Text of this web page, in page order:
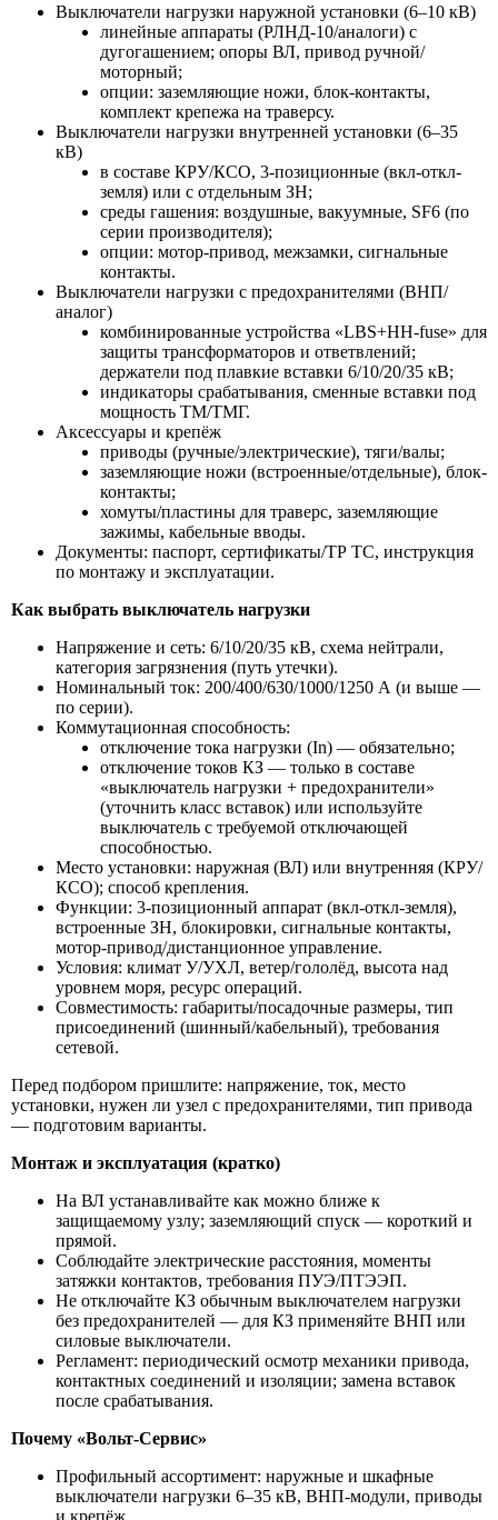
Выключатели нагрузки наружной установки (6–10 кВ)
линейные аппараты (РЛНД-10/аналоги) с
дугогашением; опоры ВЛ, привод ручной/
моторный;
опции: заземляющие ножи, блок-контакты,
комплект крепежа на траверсу.
Выключатели нагрузки внутренней установки (6–35
кВ)
в составе КРУ/КСО, 3-позиционные (вкл-откл-
земля) или с отдельным ЗН;
среды гашения: воздушные, вакуумные, SF6 (по
серии производителя);
опции: мотор-привод, межзамки, сигнальные
контакты.
Выключатели нагрузки с предохранителями (ВНП/
аналог)
комбинированные устройства «LBS+HH-fuse» для
защиты трансформаторов и ответвлений;
держатели под плавкие вставки 6/10/20/35 кВ;
индикаторы срабатывания, сменные вставки под
мощность ТМ/ТМГ.
Аксессуары и крепёж
приводы (ручные/электрические), тяги/валы;
заземляющие ножи (встроенные/отдельные), блок-
контакты;
хомуты/пластины для траверс, заземляющие
зажимы, кабельные вводы.
Документы: паспорт, сертификаты/ТР ТС, инструкция
по монтажу и эксплуатации.
Как выбрать выключатель нагрузки
Напряжение и сеть: 6/10/20/35 кВ, схема нейтрали,
категория загрязнения (путь утечки).
Номинальный ток: 200/400/630/1000/1250 А (и выше —
по серии).
Коммутационная способность:
отключение тока нагрузки (In) — обязательно;
отключение токов КЗ — только в составе
«выключатель нагрузки + предохранители»
(уточнить класс вставок) или используйте
выключатель с требуемой отключающей
способностью.
Место установки: наружная (ВЛ) или внутренняя (КРУ/
КСО); способ крепления.
Функции: 3-позиционный аппарат (вкл-откл-земля),
встроенные ЗН, блокировки, сигнальные контакты,
мотор-привод/дистанционное управление.
Условия: климат У/УХЛ, ветер/гололёд, высота над
уровнем моря, ресурс операций.
Совместимость: габариты/посадочные размеры, тип
присоединений (шинный/кабельный), требования
сетевой.
Перед подбором пришлите: напряжение, ток, место
установки, нужен ли узел с предохранителями, тип привода
— подготовим варианты.
Монтаж и эксплуатация (кратко)
На ВЛ устанавливайте как можно ближе к
защищаемому узлу; заземляющий спуск — короткий и
прямой.
Соблюдайте электрические расстояния, моменты
затяжки контактов, требования ПУЭ/ПТЭЭП.
Не отключайте КЗ обычным выключателем нагрузки
без предохранителей — для КЗ применяйте ВНП или
силовые выключатели.
Регламент: периодический осмотр механики привода,
контактных соединений и изоляции; замена вставок
после срабатывания.
Почему «Вольт-Сервис»
Профильный ассортимент: наружные и шкафные
выключатели нагрузки 6–35 кВ, ВНП-модули, приводы
и крепёж.